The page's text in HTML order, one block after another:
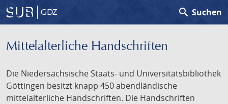
GDZ search Suchen
Mittelalterliche Handschriften
Die Niedersächsische Staats- und Universitätsbibliothek
Göttingen besitzt knapp 450 abendländische
mittelalterliche Handschriften. Die Handschriften